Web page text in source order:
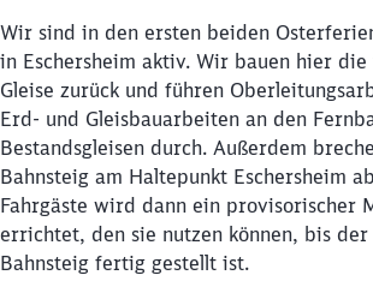
Wir sind in den ersten beiden
in Eschersheim aktiv. Wir bauen hier die
Gleise zurück und führen
Erd- und Gleisbauarbeiten an den
Bestandsgleisen durch. Außerdem
Bahnsteig am Haltepunkt Eschersheim
Fahrgäste wird dann ein provisorischer
errichtet, den sie nutzen können, bis
Bahnsteig fertig gestellt ist.